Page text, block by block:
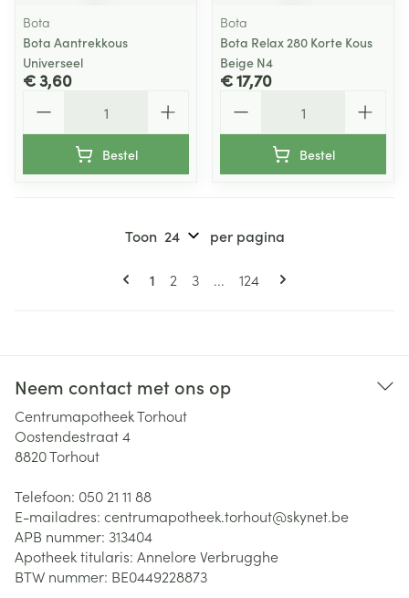
Bota
Bota Aantrekkous
Universeel
€ 3,60
Bestel
Bota
Bota Relax 280 Korte Kous
Beige N4
€ 17,70
Bestel
Pagina's
U lees momenteel pagina
1 Pagina
2 Pagina
3 ... Pagina
124
Toon per pagina
Neem contact met ons op
Centrumapotheek Torhout
Oostendestraat 4
8820Torhout
Telefoon: 050 21 11 88
E-mailadres: centrumapotheek.torhout@skynet.be
APB nummer: 313404
Apotheek titularis: Annelore Verbrugghe
BTW nummer: BE0449228873